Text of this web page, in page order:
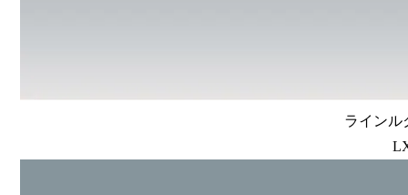
ラインル